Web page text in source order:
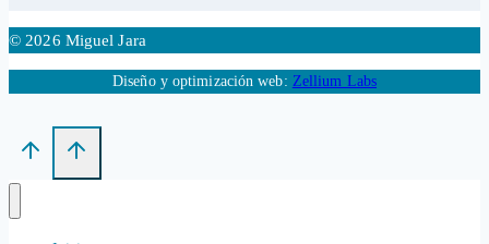
© 2026 Miguel Jara
Diseño y optimización web: Zellium Labs